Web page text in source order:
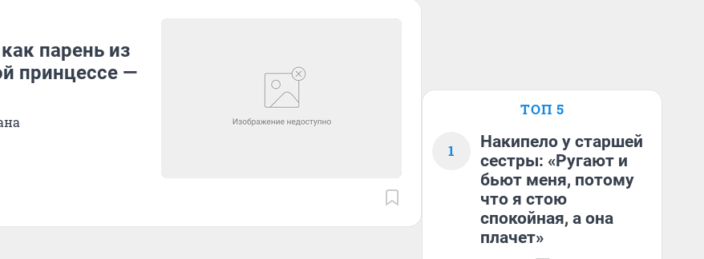
парень из
принцессе —
ТОП 5
1
Накипело у старшей
сестры: «Ругают и
бьют меня, потому
что я стою
спокойная, а она
плачет»